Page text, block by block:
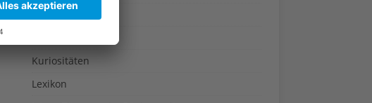
Kultur
Kuriositäten
Lexikon